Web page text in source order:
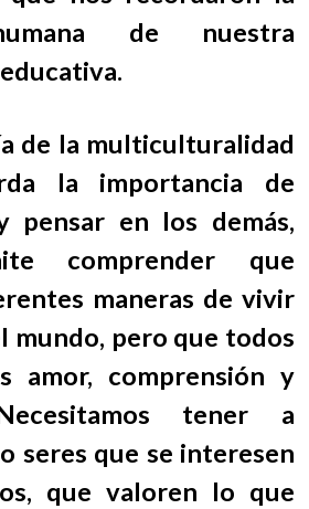
de nuestra
de la multiculturalidad
la importancia de
pensar en los demás,
comprender que
maneras de vivir
mundo, pero que todos
amor, comprensión y
tener a
seres que se interesen
que valoren lo que